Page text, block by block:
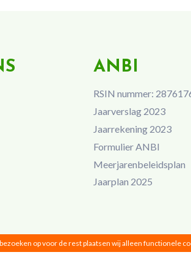
ANBI
RSIN nummer:
Jaarverslag 2023
Jaarrekening 2023
Formulier ANBI
Meerjarenbeleidsplan
Jaarplan 2025
op voor de rest plaatsen wij alleen functionele